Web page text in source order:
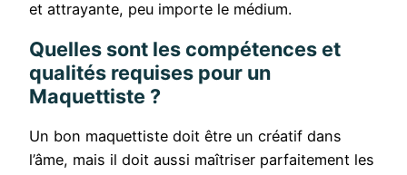
et attrayante, peu importe le médium.
Quelles sont les compétences et
qualités requises pour un
Maquettiste ?
Un bon maquettiste doit être un créatif dans
l’âme, mais il doit aussi maîtriser parfaitement les